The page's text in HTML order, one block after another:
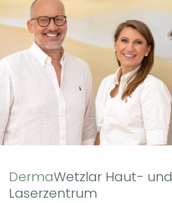
DermaWetzlar Haut- und
Laserzentrum